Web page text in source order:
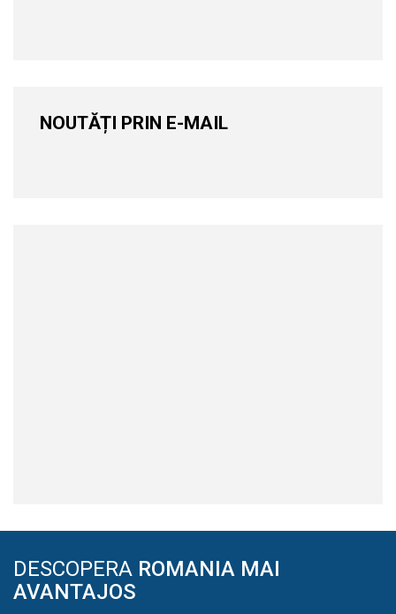
NOUTĂȚI PRIN E-MAIL
DESCOPERA ROMANIA MAI
AVANTAJOS